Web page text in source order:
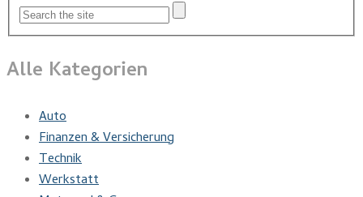
Alle Kategorien
Auto
Finanzen & Versicherung
Technik
Werkstatt